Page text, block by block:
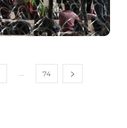
... 74